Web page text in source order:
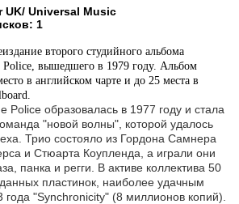
Universal Music
1
второго студийного альбома
Police, вышедшего в 1979 году. Альбом
в английском чарте и до 25 места в
Police образовалась в 1977 году и стала
"новой волны", которой удалось
Трио состояло из Гордона Самнера
и Стюарта Коупленда, а играли они
панка и регги. В активе коллектива 50
пластинок, наиболее удачным
года "Synchronicity" (8 миллионов копий).